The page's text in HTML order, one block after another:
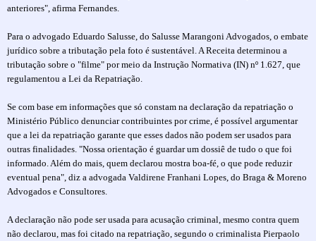
anteriores", afirma Fernandes.
Para o advogado Eduardo Salusse, do Salusse Marangoni Advogados, o embate
jurídico sobre a tributação pela foto é sustentável. A Receita determinou a
tributação sobre o "filme" por meio da Instrução Normativa (IN) nº 1.627, que
regulamentou a Lei da Repatriação.
Se com base em informações que só constam na declaração da repatriação o
Ministério Público denunciar contribuintes por crime, é possível argumentar
que a lei da repatriação garante que esses dados não podem ser usados para
outras finalidades. "Nossa orientação é guardar um dossiê de tudo o que foi
informado. Além do mais, quem declarou mostra boa-fé, o que pode reduzir
eventual pena", diz a advogada Valdirene Franhani Lopes, do Braga & Moreno
Advogados e Consultores.
A declaração não pode ser usada para acusação criminal, mesmo contra quem
não declarou, mas foi citado na repatriação, segundo o criminalista Pierpaolo